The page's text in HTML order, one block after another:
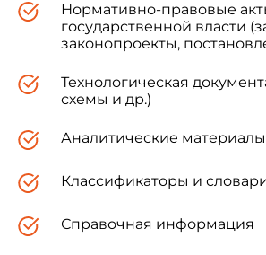
на здания, сооружения и их
устанавливает общие
при контроле точности
строительстве, изготовления
Нормативно-правовые
государственной власти
законопроекты,
Технологическая
схемы и др.)
Аналитические материалы
Классификаторы и
Справочная информация